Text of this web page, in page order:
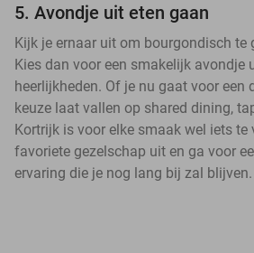
5. Avondje uit eten gaan
Kijk je ernaar uit om bourgondisch te
Kies dan voor een smakelijk avondje
heerlijkheden. Of je nu gaat voor een
keuze laat vallen op shared dining,
Kortrijk is voor elke smaak wel iets te
favoriete gezelschap uit en ga voor
ervaring die je nog lang bij zal blijven.